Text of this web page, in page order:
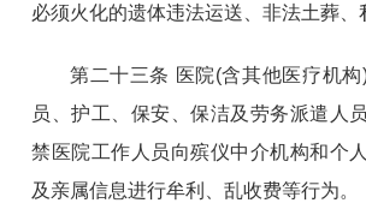
必须火化的遗体违法运送、非法土葬、
第二十三条 医院(含其他医疗机构
员、护工、保安、保洁及劳务派遣人
禁医院工作人员向殡仪中介机构和个
及亲属信息进行牟利、乱收费等行为。